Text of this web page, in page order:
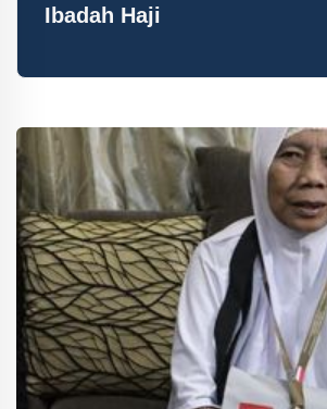
Ibadah Haji